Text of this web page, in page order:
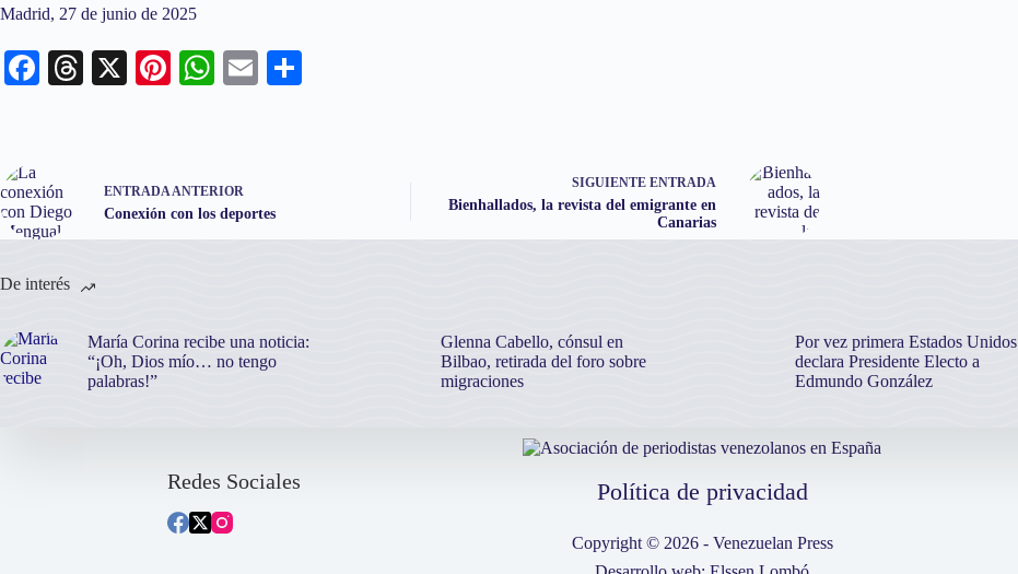
Madrid, 27 de junio de 2025
Fa
T
X
Pi
t
W
pp
E
r
ENTRADA ANTERIOR
Conexión con los deportes
SIGUIENTE ENTRADA
Bienhallados, la revista del emigrante en
Canarias
De interés
María Corina recibe una noticia:
“¡Oh, Dios mío… no tengo
palabras!”
Glenna Cabello, cónsul en
Bilbao, retirada del foro sobre
migraciones
Por vez primera Estados Unidos
declara Presidente Electo a
Edmundo González
Redes Sociales Política de privacidad
Copyright © 2026 - Venezuelan Press